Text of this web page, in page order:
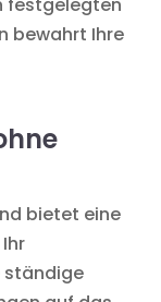
bewahrt Ihre
bietet eine
ständige